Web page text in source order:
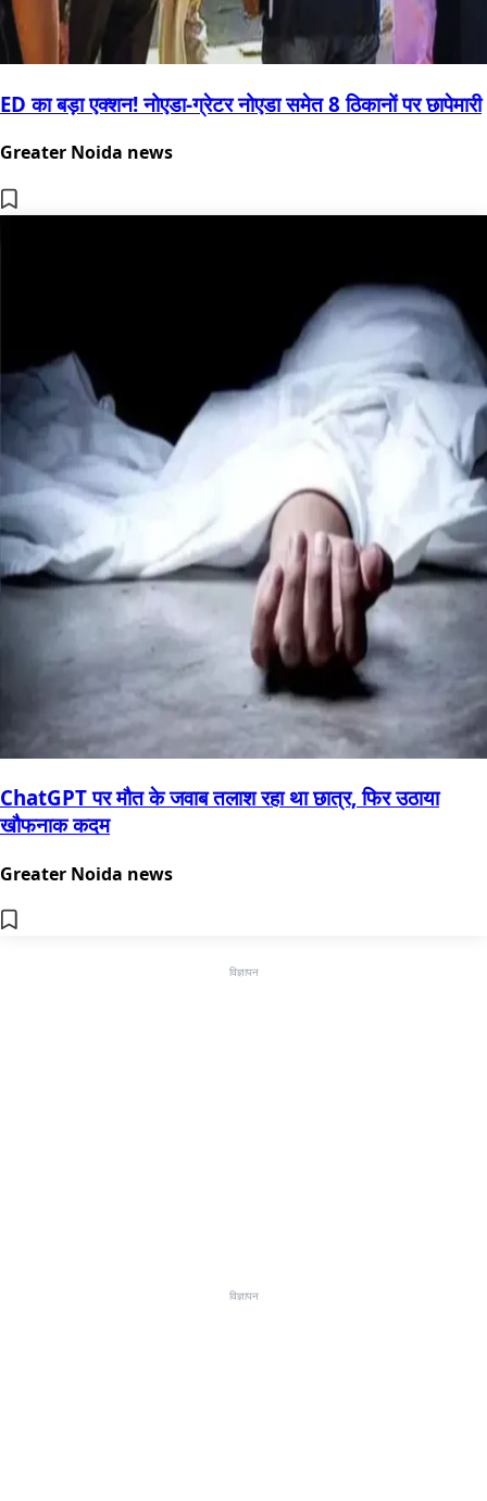
ED का बड़ा एक्शन! नोएडा-ग्रेटर नोएडा समेत 8 ठिकानों पर छापेमारी
Greater Noida news
ChatGPT पर मौत के जवाब तलाश रहा था छात्र, फिर उठाया
खौफनाक कदम
Greater Noida news
विज्ञापन
विज्ञापन